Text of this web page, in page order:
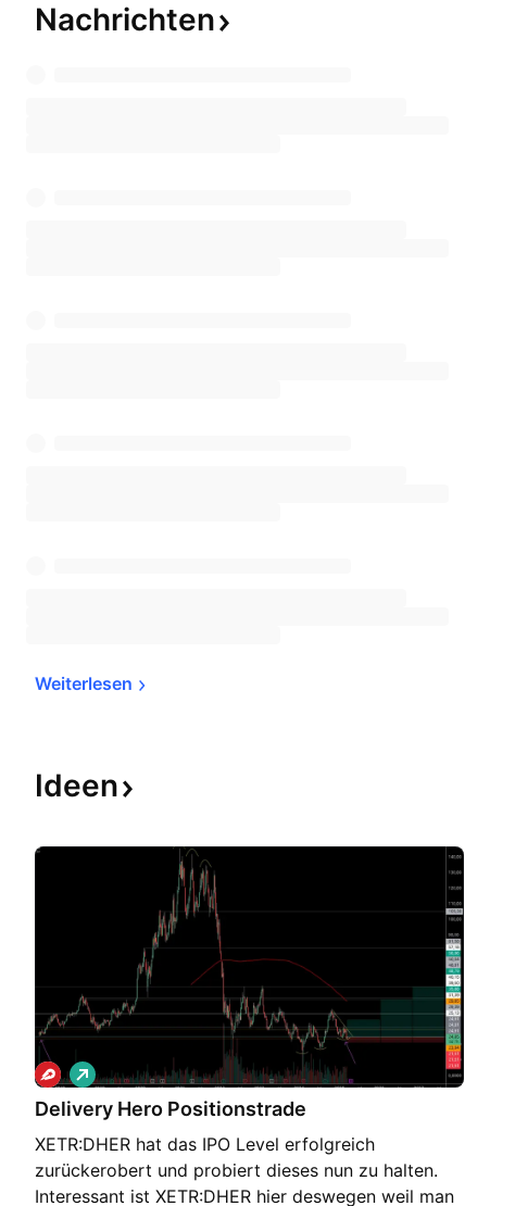
Nachrichten
Weiterlesen
Ideen
Delivery Hero Positionstrade
XETR:DHER hat das IPO Level erfolgreich
zurückerobert und probiert dieses nun zu halten.
Interessant ist XETR:DHER hier deswegen weil man
L
o
n